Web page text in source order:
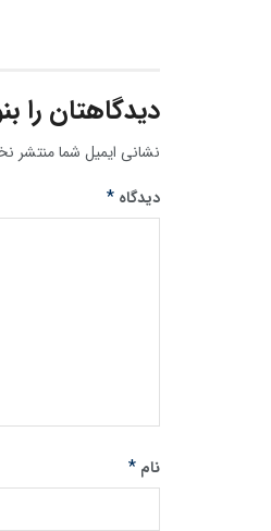
دیدگاهتان را
نشانی ایمیل شما منتشر
دیدگاه *
نام *